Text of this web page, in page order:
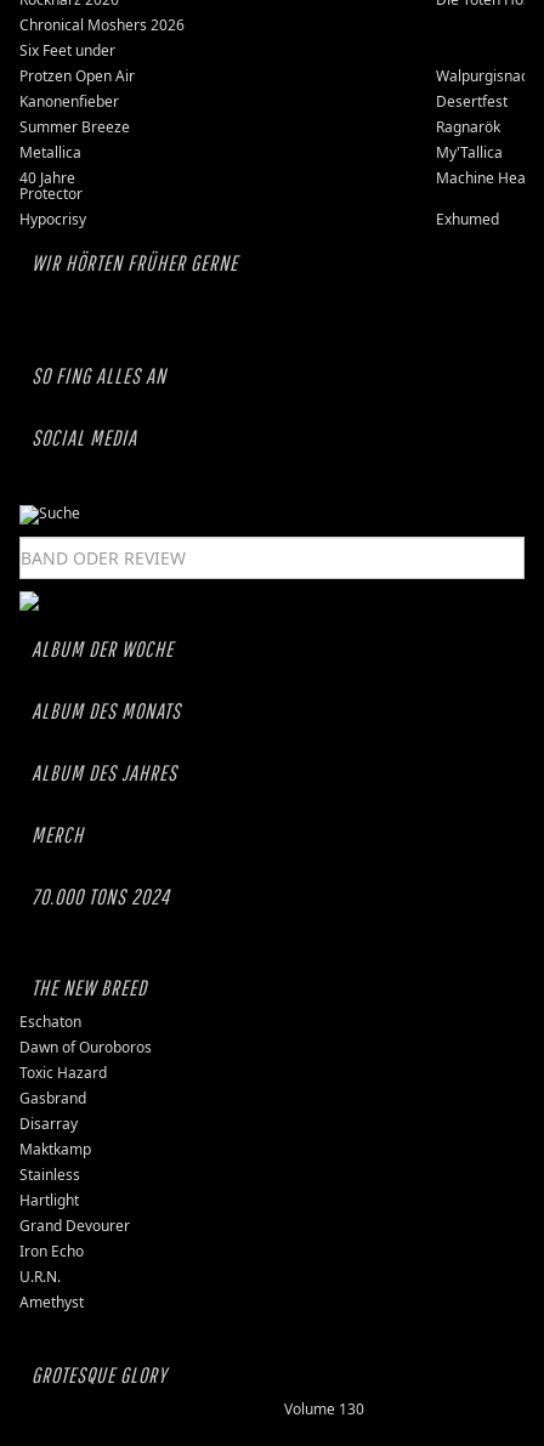
Chronical Moshers 2026
Six Feet under
Protzen Open Air
Walpurgisnacht
Kanonenfieber
Desertfest
Summer Breeze
Ragnarök
Metallica
My'Tallica
40 Jahre
Protector
Machine Head
Hypocrisy
Exhumed
WIR HÖRTEN FRÜHER GERNE
SO FING ALLES AN
SOCIAL MEDIA
ALBUM DER WOCHE
ALBUM DES MONATS
ALBUM DES JAHRES
MERCH
70.000 TONS 2024
THE NEW BREED
Eschaton
Dawn of Ouroboros
Toxic Hazard
Gasbrand
Disarray
Maktkamp
Stainless
Hartlight
Grand Devourer
Iron Echo
U.R.N.
Amethyst
GROTESQUE GLORY
Volume 130